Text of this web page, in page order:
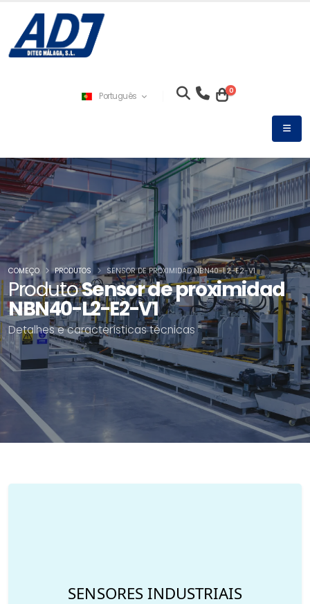
Português 0
ProdutoSensor de proximidad
NBN40-L2-E2-V1
Detalhes e características técnicas
COMEÇO PRODUTOS SENSOR DE PROXIMIDAD NBN40-L2-E2-V1